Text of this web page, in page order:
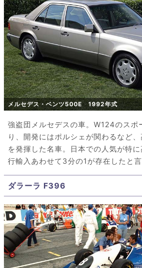
メルセデス・ベンツ500E 1992年式
強盗団メルセデスの車。W124のスポ
り、開発にはポルシェが関わるなど
を発揮した名車。日本での人気が特
行輸入あわせて3分の1が存在したと言
ダラーラ F396